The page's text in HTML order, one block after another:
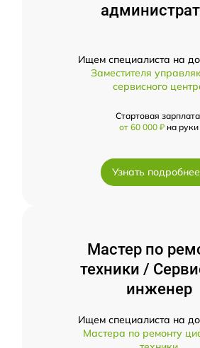
Ищем специалиста на
Заместителя
сервисного
Стартовая
от 60 000 ₽ на руки
Узнать подробнее
Мастер по
техники /
инженер
Ищем специалиста на
Мастера по ремонту